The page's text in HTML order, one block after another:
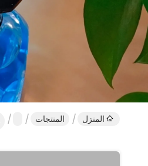
المنزل المنتجات